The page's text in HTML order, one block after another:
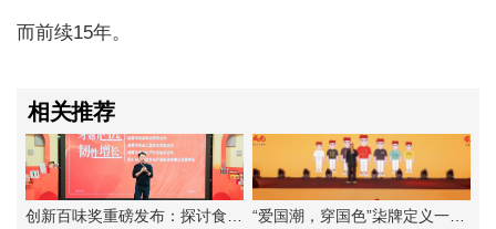
而前续15年。
相关推荐